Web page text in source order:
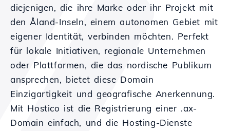
diejenigen, die ihre Marke oder ihr Projekt mit
den Åland-Inseln, einem autonomen Gebiet mit
eigener Identität, verbinden möchten. Perfekt
für lokale Initiativen, regionale Unternehmen
oder Plattformen, die das nordische Publikum
ansprechen, bietet diese Domain
Einzigartigkeit und geografische Anerkennung.
Mit Hostico ist die Registrierung einer .ax-
Domain einfach, und die Hosting-Dienste